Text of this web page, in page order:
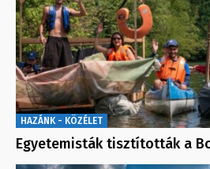
HAZÁNK - KÖZÉLET
Egyetemisták tisztították a